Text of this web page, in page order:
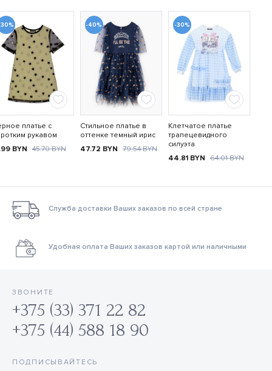
платье с
рукавом
BYN 45.70BYN
-40%
Стильное платье в
оттенке темный ирис
47.72 BYN 79.54BYN
-30%
Клетчатое платье
трапецевидного
силуэта
44.81 BYN 64.01BYN
Служба доставки Ваших заказов по всей стране
Удобная оплата Ваших заказов картой или наличными
ЗВОНИТЕ
+375 (33) 371 22 82
+375 (44) 588 18 90
ПОДПИСЫВАЙТЕСЬ